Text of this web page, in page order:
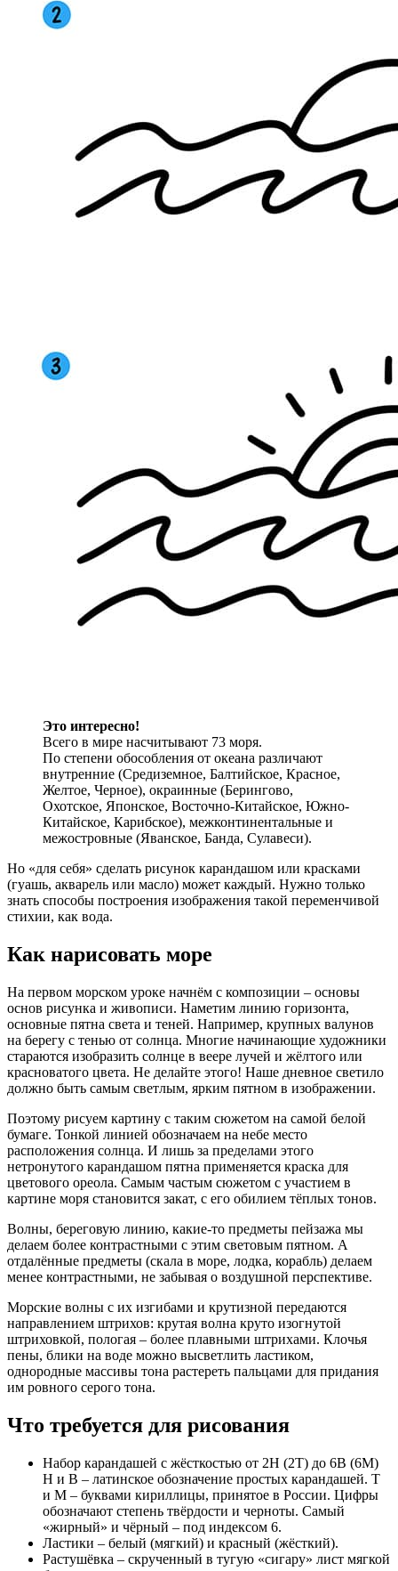
Это интересно!
Всего в мире насчитывают 73 моря.
По степени обособления от океана различают
внутренние (Средиземное, Балтийское, Красное,
Желтое, Черное), окраинные (Берингово,
Охотское, Японское, Восточно-Китайское, Южно-
Китайское, Карибское), межконтинентальные и
межостровные (Яванское, Банда, Сулавеси).
Но «для себя» сделать рисунок карандашом или красками
(гуашь, акварель или масло) может каждый. Нужно только
знать способы построения изображения такой переменчивой
стихии, как вода.
Как нарисовать море
На первом морском уроке начнём с композиции – основы
основ рисунка и живописи. Наметим линию горизонта,
основные пятна света и теней. Например, крупных валунов
на берегу с тенью от солнца. Многие начинающие художники
стараются изобразить солнце в веере лучей и жёлтого или
красноватого цвета. Не делайте этого! Наше дневное светило
должно быть самым светлым, ярким пятном в изображении.
Поэтому рисуем картину с таким сюжетом на самой белой
бумаге. Тонкой линией обозначаем на небе место
расположения солнца. И лишь за пределами этого
нетронутого карандашом пятна применяется краска для
цветового ореола. Самым частым сюжетом с участием в
картине моря становится закат, с его обилием тёплых тонов.
Волны, береговую линию, какие-то предметы пейзажа мы
делаем более контрастными с этим световым пятном. А
отдалённые предметы (скала в море, лодка, корабль) делаем
менее контрастными, не забывая о воздушной перспективе.
Морские волны с их изгибами и крутизной передаются
направлением штрихов: крутая волна круто изогнутой
штриховкой, пологая – более плавными штрихами. Клочья
пены, блики на воде можно высветлить ластиком,
однородные массивы тона растереть пальцами для придания
им ровного серого тона.
Что требуется для рисования
Набор карандашей с жёсткостью от 2Н (2Т) до 6В (6М)
Н и В – латинское обозначение простых карандашей. Т
и М – буквами кириллицы, принятое в России. Цифры
обозначают степень твёрдости и черноты. Самый
«жирный» и чёрный – под индексом 6.
Ластики – белый (мягкий) и красный (жёсткий).
Растушёвка – скрученный в тугую «сигару» лист мягкой